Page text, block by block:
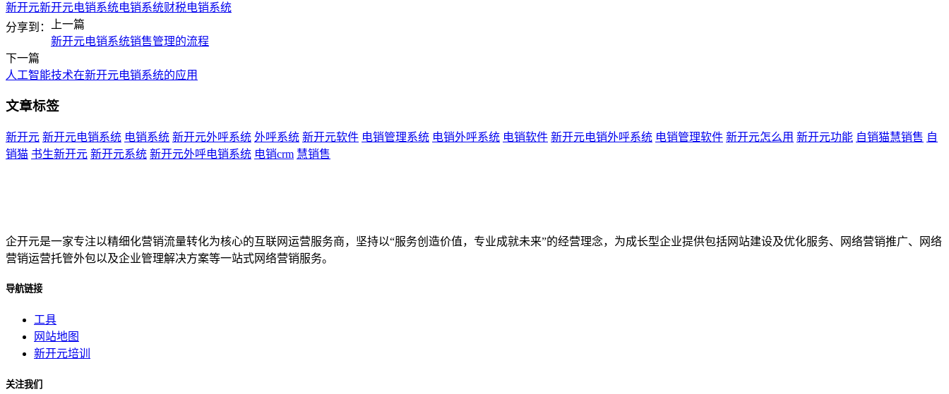
新开元新开元电销系统电销系统财税电销系统
分享到：
上一篇
新开元电销系统销售管理的流程
下一篇
人工智能技术在新开元电销系统的应用
文章标签
新开元 新开元电销系统 电销系统 新开元外呼系统 外呼系统 新开元软件 电销管理系统 电销外呼系统 电销软件 新开元电销外呼系统 电销管理软件 新开元怎么用 新开元功能 自销猫慧销售 自
销猫 书生新开元 新开元系统 新开元外呼电销系统 电销crm 慧销售
企开元是一家专注以精细化营销流量转化为核心的互联网运营服务商，坚持以“服务创造价值，专业成就未来”的经营理念，为成长型企业提供包括网站建设及优化服务、网络营销推广、网络
营销运营托管外包以及企业管理解决方案等一站式网络营销服务。
导航链接
工具
网站地图
新开元培训
关注我们